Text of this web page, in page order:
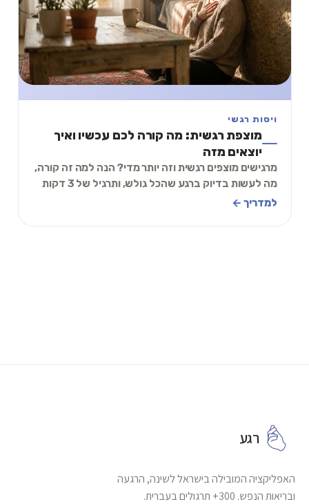
ויסות רגשי
מוצפת רגשית: מה קורה לכם עכשיו ואיך
יוצאים מזה
מרגישים מוצפים רגשית וזה יותר מדי? הנה למה זה קורה,
מה לעשות בדיוק ברגע שהכל גולש, ותרגיל של 3 דקות
שמחזיר לכם שליטה. כנסו לנשום רגע.
למדריך ←
רגע
האפליקציה המובילה בישראל לשינה, הרגעה
ובריאות הנפש. 300+ תרגולים בעברית.